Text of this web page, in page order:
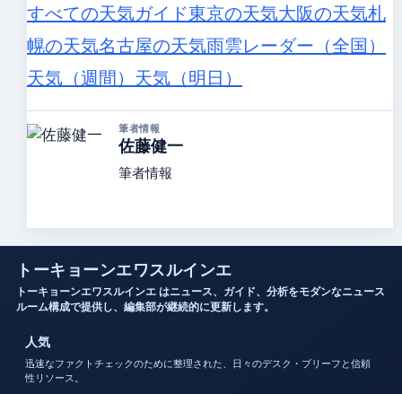
すべての天気ガイド東京の天気大阪の天気札
幌の天気名古屋の天気雨雲レーダー（全国）
天気（週間） 天気（明日）
筆者情報
佐藤健一
筆者情報
トーキョーンエワスルインエ
トーキョーンエワスルインエ はニュース、ガイド、分析をモダンなニュース
ルーム構成で提供し、編集部が継続的に更新します。
人気
迅速なファクトチェックのために整理された、日々のデスク・ブリーフと信頼
性リソース。